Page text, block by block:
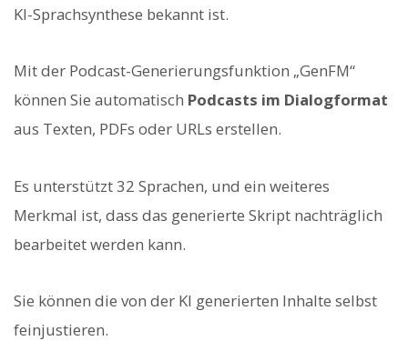
KI-Sprachsynthese bekannt ist.
Mit der Podcast-Generierungsfunktion „GenFM“
können Sie automatisch Podcasts im Dialogformat
aus Texten, PDFs oder URLs erstellen.
Es unterstützt 32 Sprachen, und ein weiteres
Merkmal ist, dass das generierte Skript nachträglich
bearbeitet werden kann.
Sie können die von der KI generierten Inhalte selbst
feinjustieren.